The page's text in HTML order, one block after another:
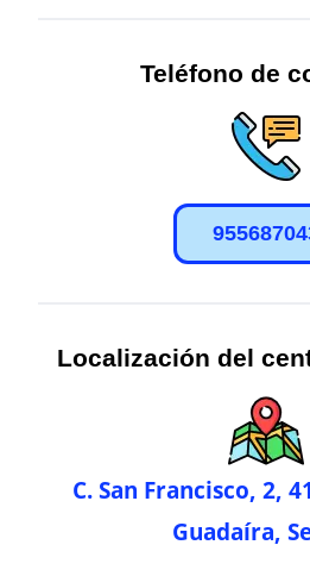
Teléfono de
Localización del
C. San Francisco, 2,
Guadaíra,